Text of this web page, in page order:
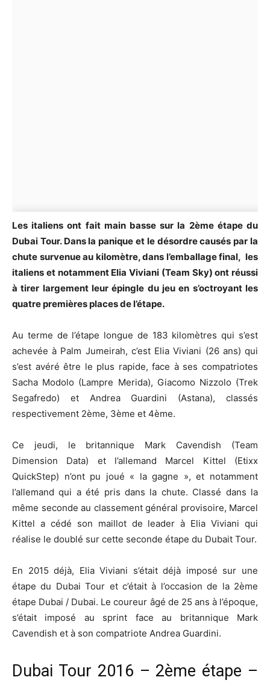
Les italiens ont fait main basse sur la 2ème étape du
Dubai Tour. Dans la panique et le désordre causés par la
chute survenue au kilomètre, dans l’emballage final, les
italiens et notamment Elia Viviani (Team Sky) ont réussi
à tirer largement leur épingle du jeu en s’octroyant les
quatre premières places de l’étape.
Au terme de l’étape longue de 183 kilomètres qui s’est
achevée à Palm Jumeirah, c’est Elia Viviani (26 ans) qui
s’est avéré être le plus rapide, face à ses compatriotes
Sacha Modolo (Lampre Merida), Giacomo Nizzolo (Trek
Segafredo) et Andrea Guardini (Astana), classés
respectivement 2ème, 3ème et 4ème.
Ce jeudi, le britannique Mark Cavendish (Team
Dimension Data) et l’allemand Marcel Kittel (Etixx
QuickStep) n’ont pu joué « la gagne », et notamment
l’allemand qui a été pris dans la chute. Classé dans la
même seconde au classement général provisoire, Marcel
Kittel a cédé son maillot de leader à Elia Viviani qui
réalise le doublé sur cette seconde étape du Dubait Tour.
En 2015 déjà, Elia Viviani s’était déjà imposé sur une
étape du Dubai Tour et c’était à l’occasion de la 2ème
étape Dubai / Dubai. Le coureur âgé de 25 ans à l’époque,
s’était imposé au sprint face au britannique Mark
Cavendish et à son compatriote Andrea Guardini.
Dubai Tour 2016 – 2ème étape –